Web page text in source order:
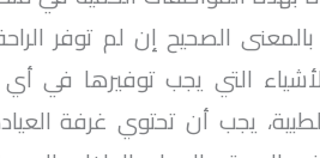
الصحيح إن لم توفر
التي يجب توفيرها في
يجب أن تحتوي غرفة